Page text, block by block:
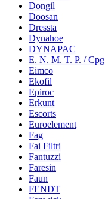
Dongil
Doosan
Dressta
Dynahoe
DYNAPAC
E. N. M. T. P. / Cpg
Eimco
Ekofil
Epiroc
Erkunt
Escorts
Euroelement
Fag
Fai Filtri
Fantuzzi
Faresin
Faun
FENDT